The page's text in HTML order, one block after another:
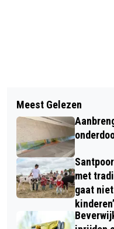
HONDERDEN
HELDER’ VAN
TOCHT VAN
SCHADELIJKE
GEMETEN
Meest Gelezen
met
gaat